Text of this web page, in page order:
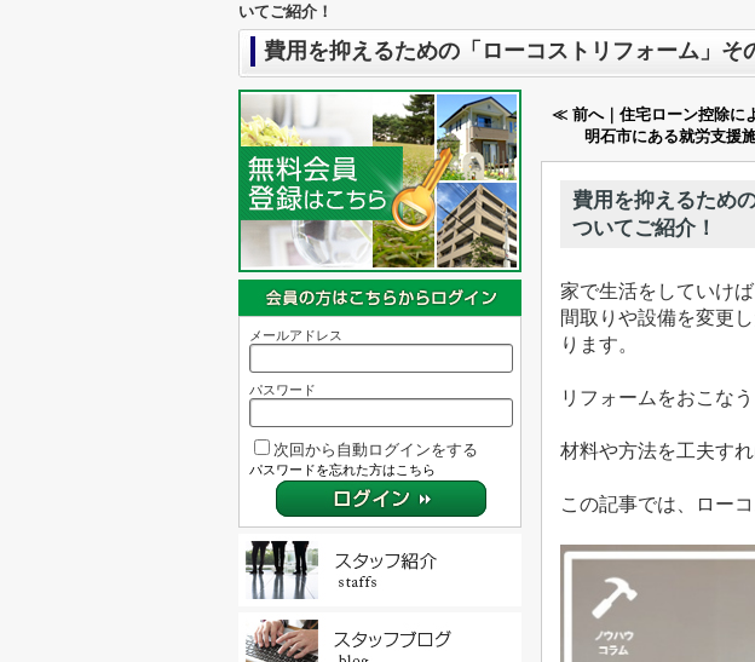
いてご紹介！
費用を抑えるための「ローコストリフォーム」そ
≪ 前へ｜住宅ローン控除に
明石市にある就労支援
費用を抑えるため
ついてご紹介！
家で生活をしていけ
間取りや設備を変更
ります。
リフォームをおこな
材料や方法を工夫す
この記事では、ロー
メールアドレス
パスワード
次回から自動ログインをする
パスワードを忘れた方はこちら